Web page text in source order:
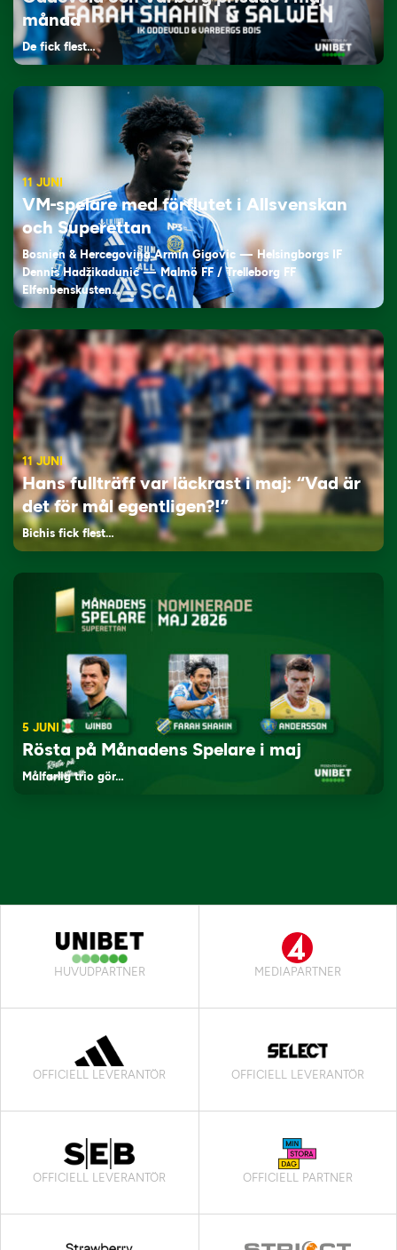
månad
De fick flest…
11 JUNI
VM-spelare med förflutet i Allsvenskan
och Superettan
Bosnien & Hercegovina Armin Gigovic — Helsingborgs IF
Dennis Hadžikadunić — Malmö FF / Trelleborg FF
Elfenbenskusten…
11 JUNI
Hans fullträff var läckrast i maj: “Vad är
det för mål egentligen?!”
Bichis fick flest…
5 JUNI
Rösta på Månadens Spelare i maj
Målfarlig trio gör…
HUVUDPARTNER MEDIAPARTNER
OFFICIELL LEVERANTÖR OFFICIELL LEVERANTÖR
OFFICIELL LEVERANTÖR OFFICIELL PARTNER